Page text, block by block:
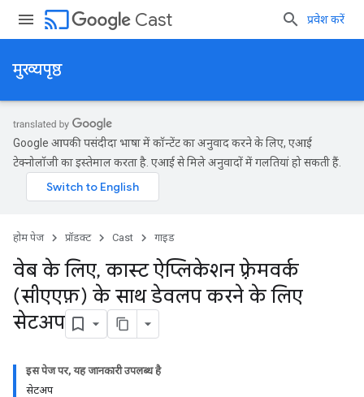
cast Cast प्रवेश करें
मुख्यपृष्ठ
Google आपकी पसंदीदा भाषा में कॉन्टेंट का अनुवाद करने के लिए, एआई
टेक्नोलॉजी का इस्तेमाल करता है. एआई से मिले अनुवादों में गलतियां हो सकती हैं.
होम पेज प्रॉडक्ट Cast गाइड
वेब के लिए, कास्ट ऐप्लिकेशन फ़्रेमवर्क
(सीएएफ़) के साथ डेवलप करने के लिए
सेटअप
इस पेज पर, यह जानकारी उपलब्ध है
सेटअप